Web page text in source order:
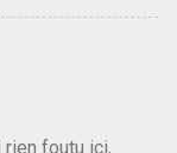
lesquels on
passe de
de son électorat
On
rien foutu ici,